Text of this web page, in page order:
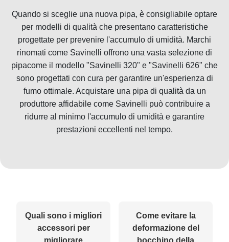
Quando si sceglie una nuova pipa, è consigliabile optare
per modelli di qualità che presentano caratteristiche
progettate per prevenire l'accumulo di umidità. Marchi
rinomati come Savinelli offrono una vasta selezione di
pipacome il modello "Savinelli 320" e "Savinelli 626" che
sono progettati con cura per garantire un'esperienza di
fumo ottimale. Acquistare una pipa di qualità da un
produttore affidabile come Savinelli può contribuire a
ridurre al minimo l'accumulo di umidità e garantire
prestazioni eccellenti nel tempo.
Quali sono i migliori
accessori per
migliorare
Come evitare la
deformazione del
bocchino della